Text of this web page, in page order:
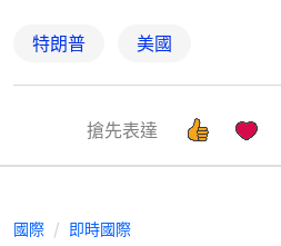
特朗普 美國
搶先表達
國際 即時國際